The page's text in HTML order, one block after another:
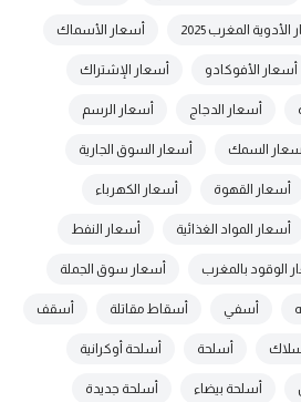
الأدوية المغرب 2025 أسعار الأسماك
أسعار الأفوكادو أسعار الإشتراك
أسعار الدجاج أسعار الرسم
أسعار السمك أسعار السوق الجارية
أسعار القهوة أسعار الكهرباء
أسعار المواد الغذائية أسعار النفط
الوقود بالمغرب أسعار سوق الجملة
أسفي أسقاط مقاتلة أسقف
أسلحة أسلحة أوكرانية
أسلحة بيضاء أسلحة جديدة